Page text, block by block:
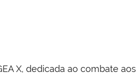
X, dedicada ao combate aos